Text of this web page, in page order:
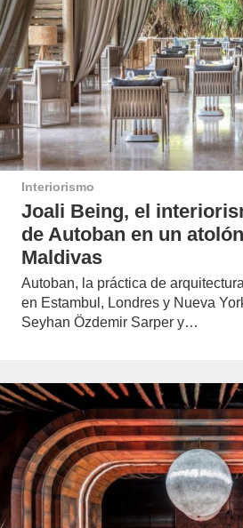
Interiorismo
Joali Being, el
de Autoban en un
Maldivas
Autoban, la práctica de
en Estambul, Londres y Nueva
Seyhan Özdemir Sarper y…